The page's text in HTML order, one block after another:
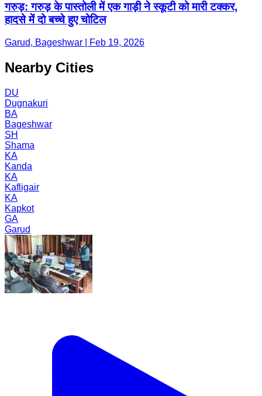
गरुड़: गरुड़ के पास्तोली में एक गाड़ी ने स्कूटी को मारी टक्कर,
हादसे में दो बच्चे हुए चोटिल
Garud, Bageshwar | Feb 19, 2026
Nearby Cities
DU
Dugnakuri
BA
Bageshwar
SH
Shama
KA
Kanda
KA
Kafligair
KA
Kapkot
GA
Garud